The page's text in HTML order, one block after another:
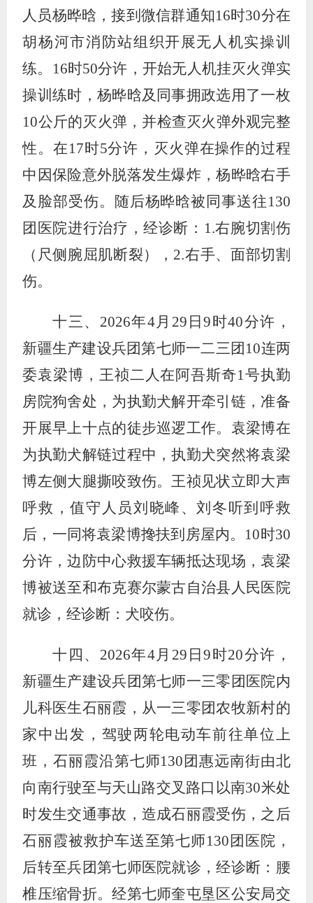
人员杨晔晗，接到微信群通知16时30分在
胡杨河市消防站组织开展无人机实操训
练。 16时50分许，开始无人机挂灭火弹实
操训练时，杨晔晗及同事拥政选用了一枚
10公斤的灭火弹，并检查灭火弹外观完整
性。在17时5分许，灭火弹在操作的过程
中因保险意外脱落发生爆炸，杨晔晗右手
及脸部受伤。随后杨晔晗被同事送往130
团医院进行治疗，经诊断： 1.右腕切割伤
（尺侧腕屈肌断裂）， 2.右手、面部切割
伤。
十三、 2026年4月 29 日9时40分许，
新疆生产建设兵团第七师一二三团 10连两
委袁梁博，王祯二人在阿吾斯奇1号执勤
房院狗舍处，为执勤犬解开牵引链，准备
开展早上十点的徒步巡逻工作。袁梁博在
为执勤犬解链过程中，执勤犬突然将袁梁
博左侧大腿撕咬致伤。王祯见状立即大声
呼救，值守人员刘晓峰、刘冬听到呼救
后，一同将袁梁博搀扶到房屋内。 10时30
分许，边防中心救援车辆抵达现场，袁梁
博被送至和布克赛尔蒙古自治县人民医院
就诊，经诊断：犬咬伤。
十四、 2026年4月 29 日9时20分许，
新疆生产建设兵团第七师一三零团医院内
儿科医生石丽霞，从一三零团农牧新村的
家中出发，驾驶两轮电动车前往单位上
班，石丽霞沿第七师130 团惠远南街由北
向南行驶至与天山路交叉路口以南30米处
时发生交通事故，造成石丽霞受伤，之后
石丽霞被救护车送至第七师130 团医院，
后转至兵团第七师医院就诊，经诊断：腰
椎压缩骨折。经第七师奎屯垦区公安局交